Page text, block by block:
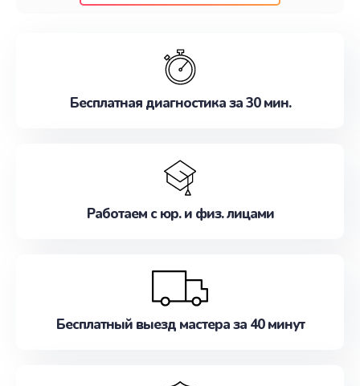
наилучшим образом. Не медлите записаться на
Бесплатная диагностика за 30 мин.
Работаем с юр. и физ. лицами
Бесплатный выезд мастера за 40 минут